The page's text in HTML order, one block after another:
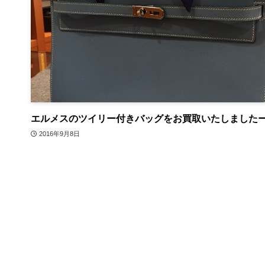
エルメスのツイリー付きバッグをお買取いたしました
2016年9月8日